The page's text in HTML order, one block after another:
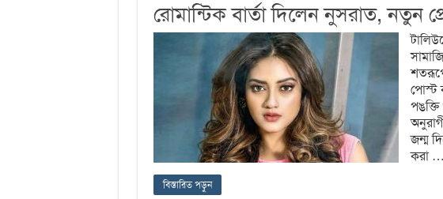
রোমান্টিক বার্তা দিলেন নুসরাত, নতুন
পোস্ট
জন্ম
করা …
বিস্তারিত পড়ুন